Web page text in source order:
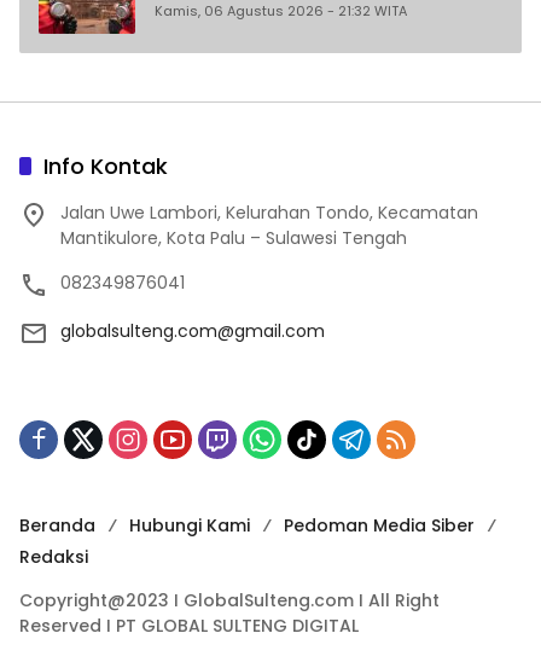
Kamis, 06 Agustus 2026 - 21:32 WITA
Info Kontak
Jalan Uwe Lambori, Kelurahan Tondo, Kecamatan
Mantikulore, Kota Palu – Sulawesi Tengah
082349876041
globalsulteng.com@gmail.com
Beranda Hubungi Kami
Pedoman Media Siber
Redaksi
Copyright@2023 I GlobalSulteng.com I All Right
Reserved I PT GLOBAL SULTENG DIGITAL